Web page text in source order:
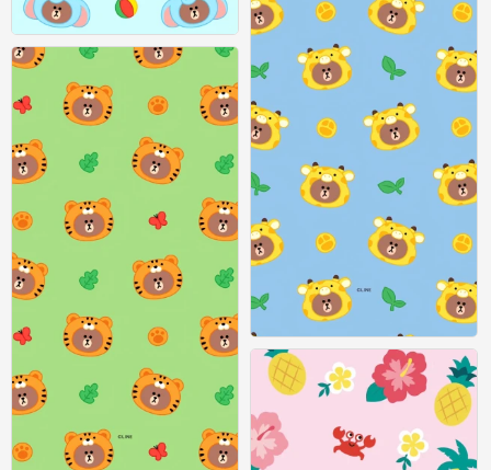
『linefriends』头像▪壁纸
『linefriends』头像▪壁纸
0